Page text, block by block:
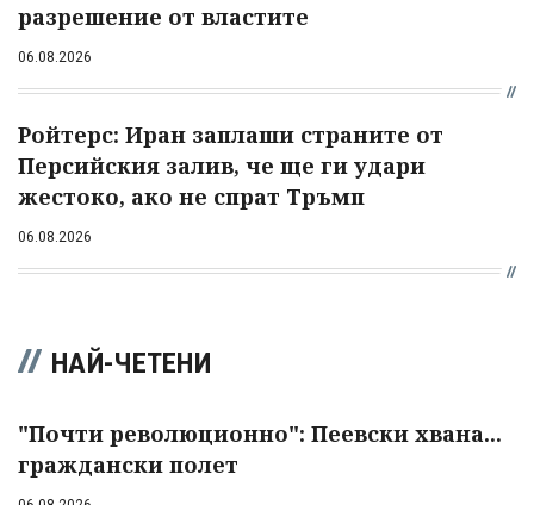
разрешение от властите
06.08.2026
Ройтерс: Иран заплаши страните от
Персийския залив, че ще ги удари
жестоко, ако не спрат Тръмп
06.08.2026
НАЙ-ЧЕТЕНИ
"Почти революционно": Пеевски хвана...
граждански полет